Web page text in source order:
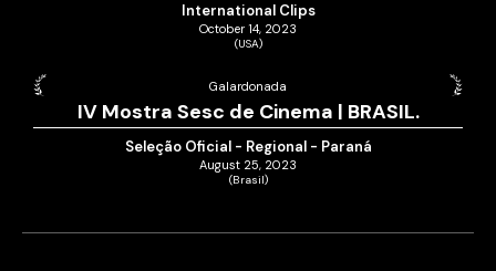
International Clips
October 14, 2023
(USA)
Galardonada
IV Mostra Sesc de Cinema | BRASIL.
Seleção Oficial - Regional - Paraná
August 25, 2023
(Brasil)